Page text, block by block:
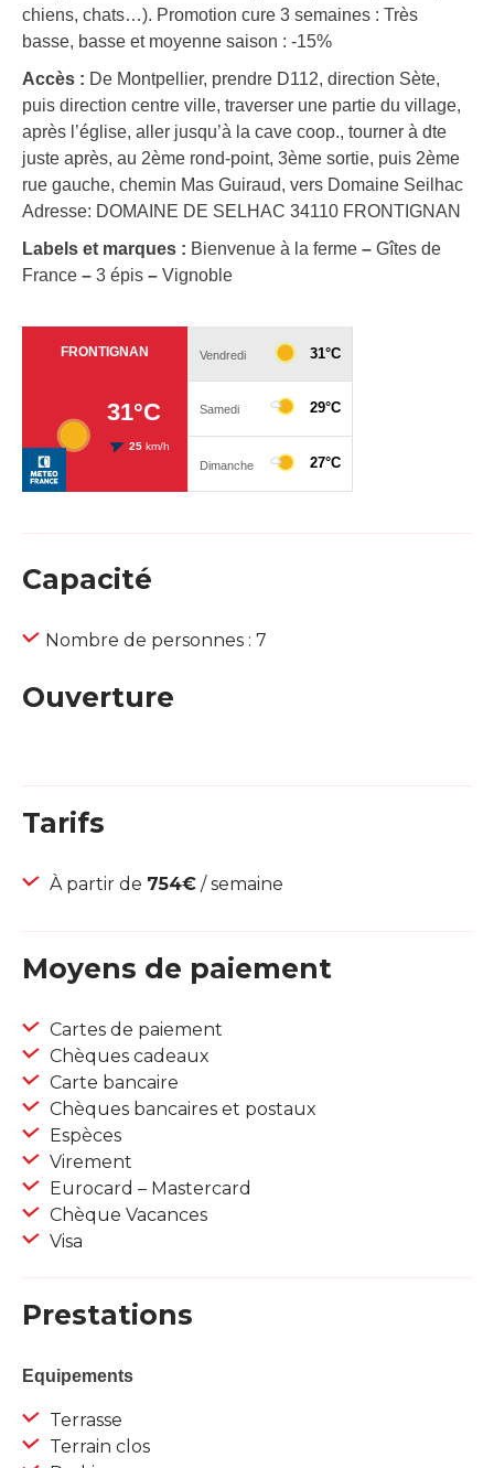
chiens, chats…). Promotion cure 3 semaines : Très
basse, basse et moyenne saison : -15%
Accès : De Montpellier, prendre D112, direction Sète,
puis direction centre ville, traverser une partie du village,
après l’église, aller jusqu’à la cave coop., tourner à dte
juste après, au 2ème rond-point, 3ème sortie, puis 2ème
rue gauche, chemin Mas Guiraud, vers Domaine Seilhac
Adresse: DOMAINE DE SELHAC 34110 FRONTIGNAN
Labels et marques : Bienvenue à la ferme – Gîtes de
France – 3 épis – Vignoble
Capacité
Nombre de personnes : 7
Ouverture
Tarifs
À partir de 754€ / semaine
Moyens de paiement
Cartes de paiement
Chèques cadeaux
Carte bancaire
Chèques bancaires et postaux
Espèces
Virement
Eurocard – Mastercard
Chèque Vacances
Visa
Prestations
Equipements
Terrasse
Terrain clos